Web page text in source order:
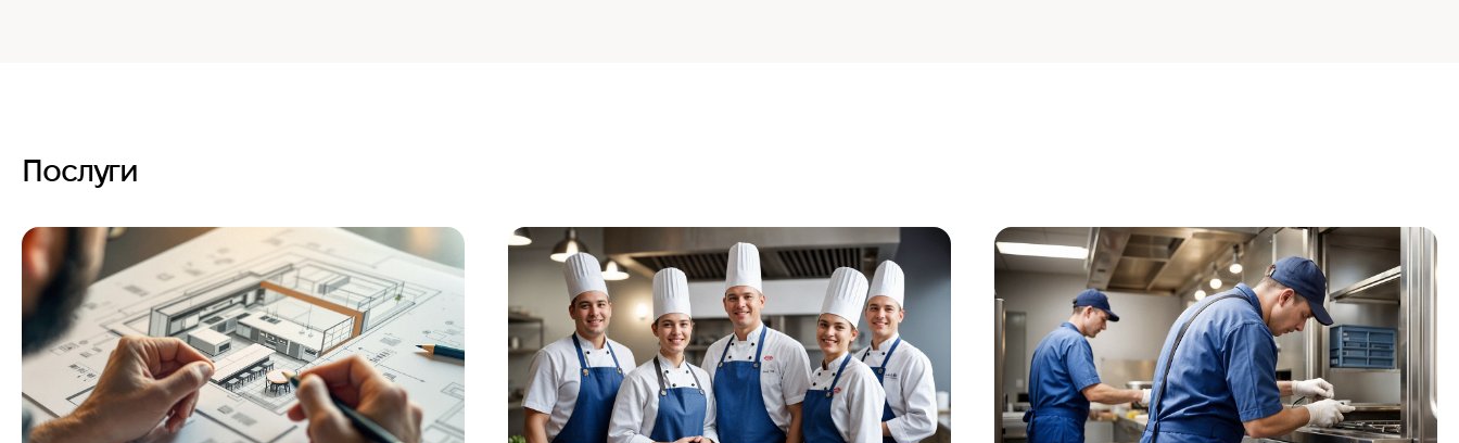
Послуги